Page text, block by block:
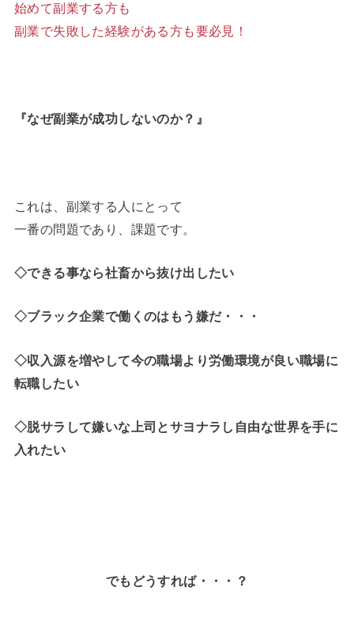
始めて副業する方も
副業で失敗した経験がある方も要必見！
『なぜ副業が成功しないのか？ 』
これは、副業する人にとって
一番の問題であり、課題です。
◇できる事なら社畜から抜け出したい
◇ブラック企業で働くのはもう嫌だ・・・
◇収入源を増やして今の職場より労働環境が良い職場に
転職したい
◇脱サラして嫌いな上司とサヨナラし自由な世界を手に
入れたい
でもどうすれば・・・？